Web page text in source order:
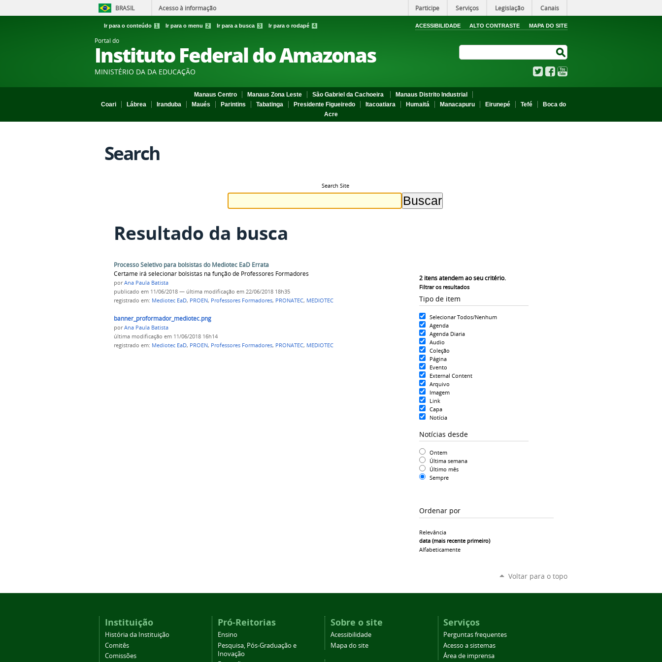
BRASIL Acesso à informação Participe Serviços Legislação Canais
Ir para o conteúdo 1 Ir para o menu 2 Ir para a busca 3 Ir para o rodapé 4 ACESSIBILIDADE ALTO CONTRASTE MAPA DO SITE
Portal do
Instituto Federal do Amazonas
MINISTÉRIO DA DA EDUCAÇÃO TwitterFacebook
Manaus Centro Manaus Zona Leste São Gabriel da Cachoeira
Manaus Distrito Industrial
Coari
Lábrea Iranduba Maués Parintins Tabatinga Presidente Figueiredo Itacoatiara Humaitá Manacapuru Eirunepé Tefé
Boca do
Acre
Search
Search Site
Resultado da busca
2itens atendem ao seu critério.
Filtrar os resultados
Tipo de item
Selecionar Todos/Nenhum
Agenda
Agenda Diaria
Audio
Coleção
Página
Evento
External Content
Arquivo
Imagem
Link
Capa
Notícia
Notícias desde
Ontem
Última semana
Último mês
Sempre
Ordenar por
Relevância
data (mais recente primeiro)
Alfabeticamente
Processo Seletivo para bolsistas do Mediotec EaD Errata
Certame irá selecionar bolsistas na função de Professores Formadores
porAna Paula Batista
publicado em 11/06/2018 — última modificação em 22/06/2018 18h35
registrado em: Mediotec EaD, PROEN, Professores Formadores, PRONATEC, MEDIOTEC
banner_proformador_mediotec.png
porAna Paula Batista
última modificação em 11/06/2018 16h14
registrado em: Mediotec EaD, PROEN, Professores Formadores, PRONATEC, MEDIOTEC
Voltar para o topo
Instituição
História da Instituição
Comitês
Comissões
Pró-Reitorias
Ensino
Pesquisa, Pós-Graduação e
Inovação
Sobre o site
Acessibilidade
Mapa do site
Serviços
Perguntas frequentes
Acesso a sistemas
Área de imprensa